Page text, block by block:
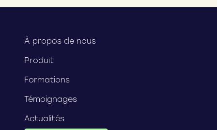
À propos de nous
Produit
Formations
Témoignages
Actualités